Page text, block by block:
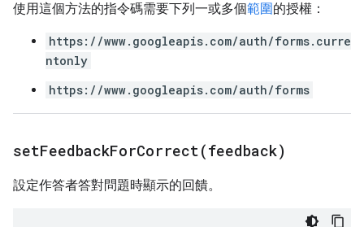
使用這個方法的指令碼需要下列一或多個範圍的授權：
https://www.googleapis.com/auth/forms.curre
ntonly
https://www.googleapis.com/auth/forms
setFeedbackForCorrect(feedback)
設定作答者答對問題時顯示的回饋。